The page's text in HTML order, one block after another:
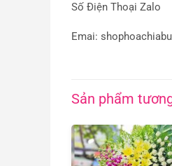
Số Điện Thoại Zalo
Emai:
Sản phẩm